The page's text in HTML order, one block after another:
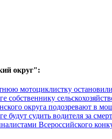
округ":
мотоциклистку
собственнику
округа подозревают в
будут судить водителя за
Всероссийского